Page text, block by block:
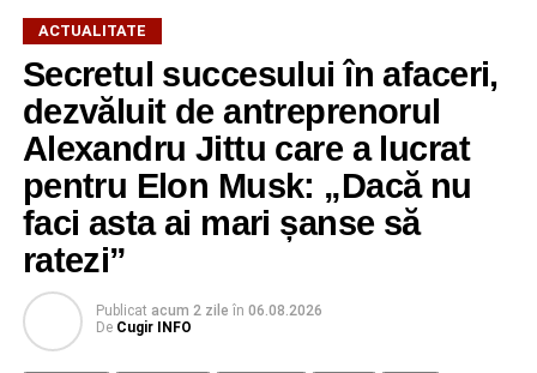
ACTUALITATE
Secretul succesului în afaceri,
dezvăluit de antreprenorul
Alexandru Jittu care a lucrat
pentru Elon Musk: „Dacă nu
faci asta ai mari șanse să
ratezi”
Publicat acum 2 zile în 06.08.2026
De Cugir INFO